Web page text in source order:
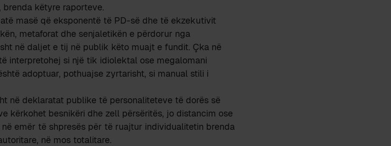
këtyre raporteve.
masë që eksponentë të PD-së dhe të ekzekutivit
metaforat dhe senjaletikën e përdorur nga
në daljet e tij në publik këto muajt e fundit. Çka në
interpretohej si një tik idiolektal ose megalomani
adoptuar, pothuajse zyrtarisht, si manual stili i
në deklaratat publike të personaliteteve të dorës së
kërkohet besnikëri dhe zell përsëritës, jo distancim ose
emër të shpresës për të ruajtur individualitetin brenda
në mos totalitare.